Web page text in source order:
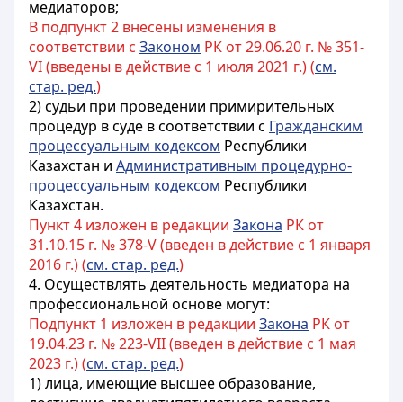
медиаторов;
В подпункт 2 внесены изменения в
соответствии с Законом РК от 29.06.20 г. № 351-
VI (введены в действие с 1 июля 2021 г.) (см.
стар. ред.)
2) судьи при проведении примирительных
процедур в суде в соответствии с Гражданским
процессуальным кодексом Республики
Казахстан и Административным процедурно-
процессуальным кодексом Республики
Казахстан.
Пункт 4 изложен в редакции Закона РК от
31.10.15 г. № 378-V (введен в действие с 1 января
2016 г.) (см. стар. ред.)
4. Осуществлять деятельность медиатора на
профессиональной основе могут:
Подпункт 1 изложен в редакции Закона РК от
19.04.23 г. № 223-VII (введен в действие с 1 мая
2023 г.) (см. стар. ред.)
1)лица, имеющие высшее образование,